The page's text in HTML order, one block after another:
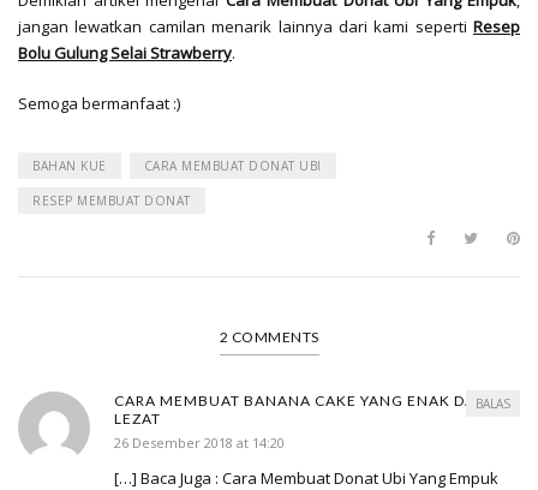
jangan lewatkan camilan menarik lainnya dari kami seperti Resep
Bolu Gulung Selai Strawberry.
Semoga bermanfaat :)
BAHAN KUE CARA MEMBUAT DONAT UBI
RESEP MEMBUAT DONAT
2 COMMENTS
CARA MEMBUAT BANANA CAKE YANG ENAK DAN
LEZAT
26 Desember 2018 at 14:20
[…] Baca Juga : Cara Membuat Donat Ubi Yang Empuk
BALAS